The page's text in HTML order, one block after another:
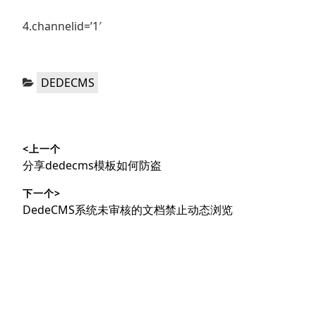
4.channelid=’1′
分
DEDECMS
章
导
航
<上一个
上
文
章：
分享dedecms模板如何防盗
下一个>
下
DedeCMS系统未审核的文档禁止动态浏览